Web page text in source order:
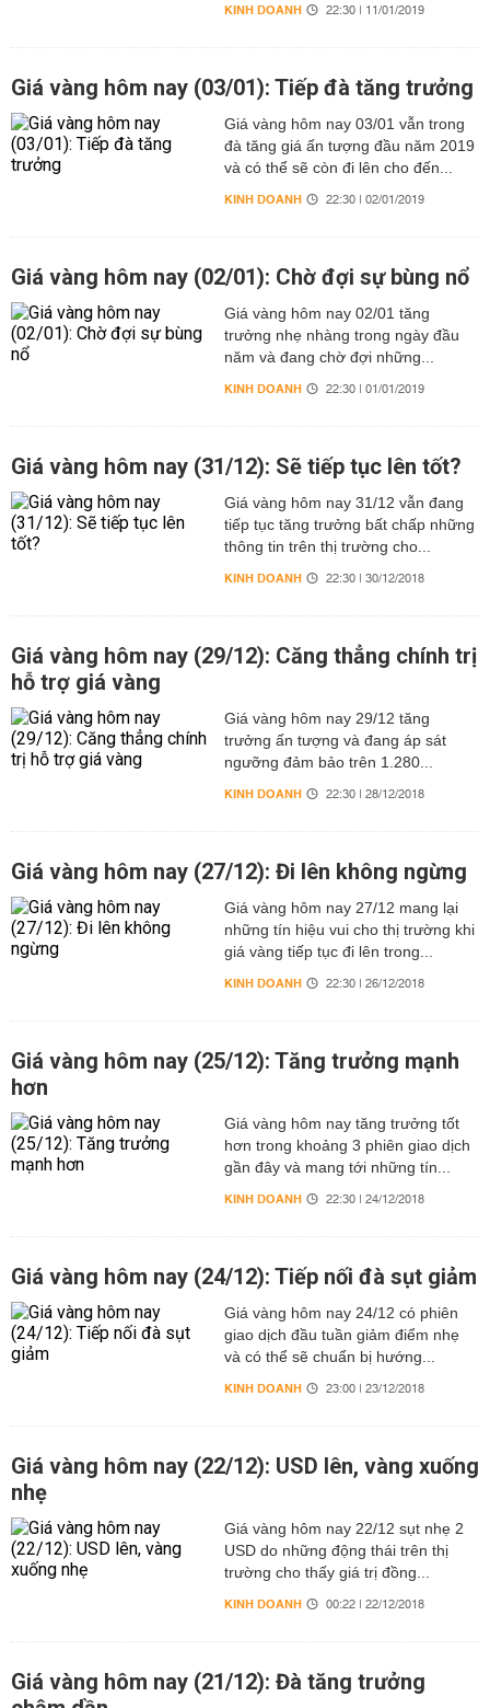
KINH DOANH 22:30 | 11/01/2019
Giá vàng hôm nay (03/01): Tiếp đà tăng trưởng
Giá vàng hôm nay 03/01 vẫn trong
đà tăng giá ấn tượng đầu năm 2019
và có thể sẽ còn đi lên cho đến...
KINH DOANH 22:30 | 02/01/2019
Giá vàng hôm nay (02/01): Chờ đợi sự bùng nổ
Giá vàng hôm nay 02/01 tăng
trưởng nhẹ nhàng trong ngày đầu
năm và đang chờ đợi những...
KINH DOANH 22:30 | 01/01/2019
Giá vàng hôm nay (31/12): Sẽ tiếp tục lên tốt?
Giá vàng hôm nay 31/12 vẫn đang
tiếp tục tăng trưởng bất chấp những
thông tin trên thị trường cho...
KINH DOANH 22:30 | 30/12/2018
Giá vàng hôm nay (29/12): Căng thẳng chính trị
hỗ trợ giá vàng
Giá vàng hôm nay 29/12 tăng
trưởng ấn tượng và đang áp sát
ngưỡng đảm bảo trên 1.280...
KINH DOANH 22:30 | 28/12/2018
Giá vàng hôm nay (27/12): Đi lên không ngừng
Giá vàng hôm nay 27/12 mang lại
những tín hiệu vui cho thị trường khi
giá vàng tiếp tục đi lên trong...
KINH DOANH 22:30 | 26/12/2018
Giá vàng hôm nay (25/12): Tăng trưởng mạnh
hơn
Giá vàng hôm nay tăng trưởng tốt
hơn trong khoảng 3 phiên giao dịch
gần đây và mang tới những tín...
KINH DOANH 22:30 | 24/12/2018
Giá vàng hôm nay (24/12): Tiếp nối đà sụt giảm
Giá vàng hôm nay 24/12 có phiên
giao dịch đầu tuần giảm điểm nhẹ
và có thể sẽ chuẩn bị hướng...
KINH DOANH 23:00 | 23/12/2018
Giá vàng hôm nay (22/12): USD lên, vàng xuống
nhẹ
Giá vàng hôm nay 22/12 sụt nhẹ 2
USD do những động thái trên thị
trường cho thấy giá trị đồng...
KINH DOANH 00:22 | 22/12/2018
Giá vàng hôm nay (21/12): Đà tăng trưởng